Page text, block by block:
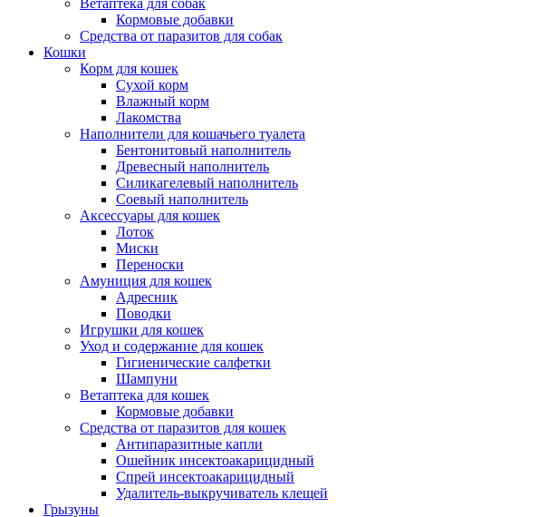
Ветаптека для собак
Кормовые добавки
Средства от паразитов для собак
Кошки
Корм для кошек
Сухой корм
Влажный корм
Лакомства
Наполнители для кошачьего туалета
Бентонитовый наполнитель
Древесный наполнитель
Силикагелевый наполнитель
Соевый наполнитель
Аксессуары для кошек
Лоток
Миски
Переноски
Амуниция для кошек
Адресник
Поводки
Игрушки для кошек
Уход и содержание для кошек
Гигиенические салфетки
Шампуни
Ветаптека для кошек
Кормовые добавки
Средства от паразитов для кошек
Антипаразитные капли
Ошейник инсектоакарицидный
Спрей инсектоакарицидный
Удалитель-выкручиватель клещей
Грызуны